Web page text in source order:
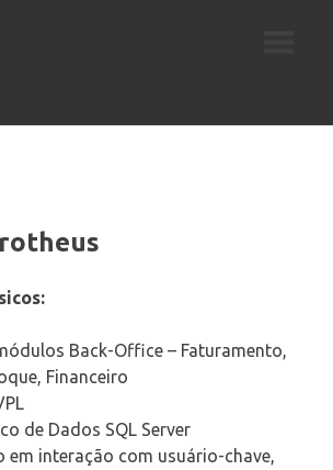
Back-Office – Faturamento,
Financeiro
de Dados SQL Server
em interação com usuário-chave,